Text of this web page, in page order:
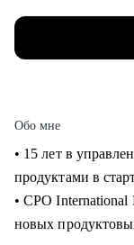
Обо мне
• 15 лет в
продуктами в
• CPO International
новых